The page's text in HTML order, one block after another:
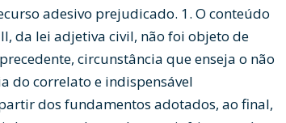
adesivo prejudicado. 1. O conteúdo
da lei adjetiva civil, não foi objeto de
circunstância que enseja o não
do correlato e indispensável
dos fundamentos adotados, ao final,